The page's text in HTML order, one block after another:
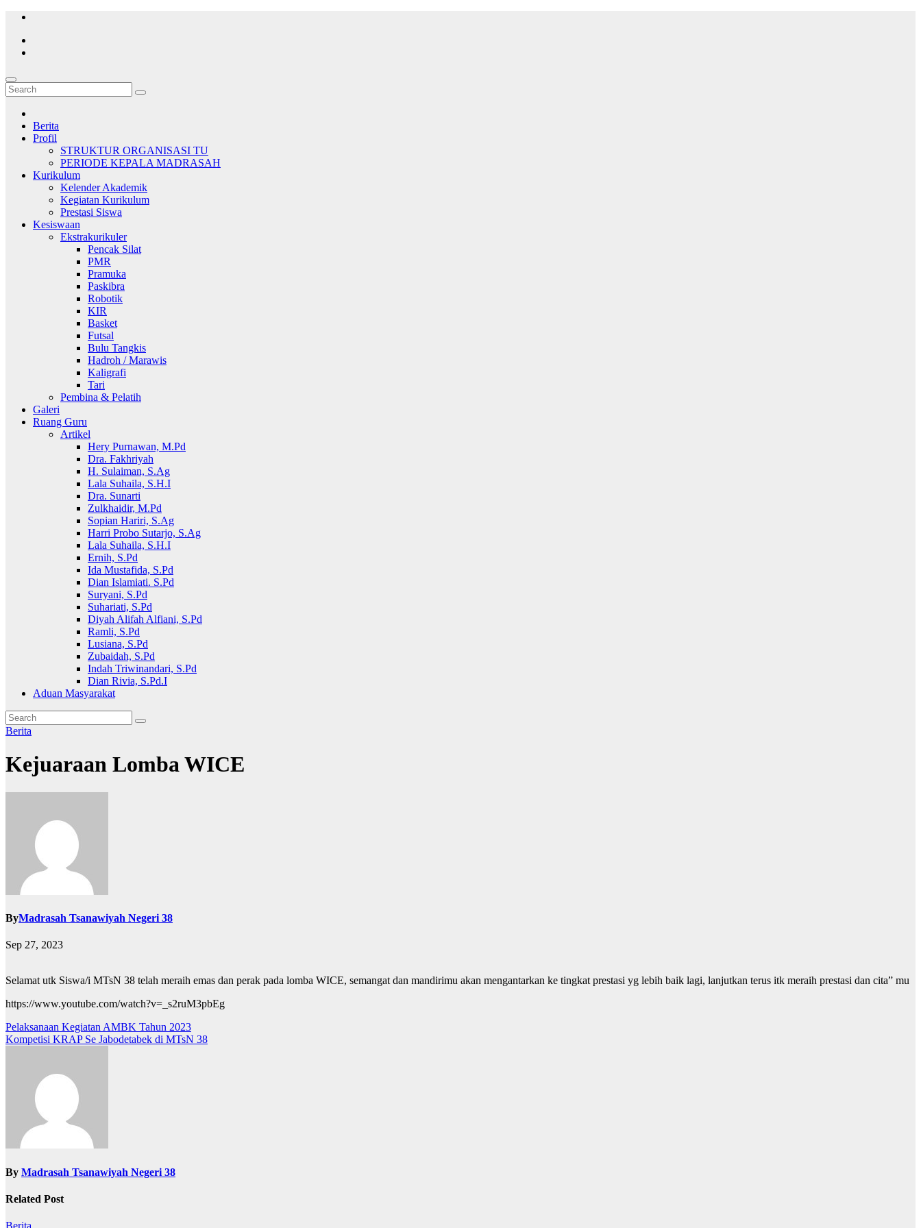
Skip
content
Berita
Profil
STRUKTUR ORGANISASI TU
PERIODE KEPALA MADRASAH
Kurikulum
Kelender Akademik
Kegiatan Kurikulum
Prestasi Siswa
Kesiswaan
Ekstrakurikuler
Pencak Silat
PMR
Pramuka
Paskibra
Robotik
KIR
Basket
Futsal
Bulu Tangkis
Hadroh / Marawis
Kaligrafi
Tari
Pembina & Pelatih
Galeri
Ruang Guru
Artikel
Hery Purnawan, M.Pd
Dra. Fakhriyah
H. Sulaiman, S.Ag
Lala Suhaila, S.H.I
Dra. Sunarti
Zulkhaidir, M.Pd
Sopian Hariri, S.Ag
Harri Probo Sutarjo, S.Ag
Lala Suhaila, S.H.I
Ernih, S.Pd
Ida Mustafida, S.Pd
Dian Islamiati. S.Pd
Suryani, S.Pd
Suhariati, S.Pd
Diyah Alifah Alfiani, S.Pd
Ramli, S.Pd
Lusiana, S.Pd
Zubaidah, S.Pd
Indah Triwinandari, S.Pd
Dian Rivia, S.Pd.I
Aduan Masyarakat
Berita
Kejuaraan Lomba WICE
ByMadrasah Tsanawiyah Negeri 38
Sep 27, 2023
Selamat utk Siswa/i MTsN 38 telah meraih emas dan perak pada lomba WICE, semangat dan mandirimu akan mengantarkan ke tingkat prestasi yg lebih baik lagi, lanjutkan terus itk meraih prestasi dan cita” mu
https://www.youtube.com/watch?v=_s2ruM3pbEg
Post
navigation
Pelaksanaan Kegiatan AMBK Tahun 2023
Kompetisi KRAP Se Jabodetabek di MTsN 38
By Madrasah Tsanawiyah Negeri 38
Related Post